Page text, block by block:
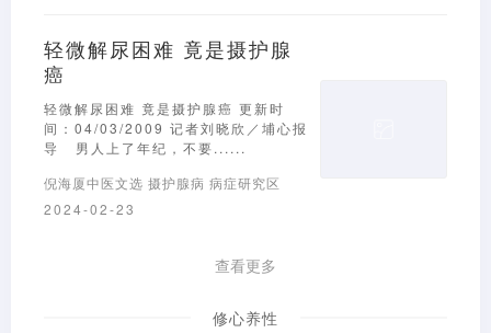
轻微解尿困难 竟是摄护腺
癌
轻微解尿困难 竟是摄护腺癌 更新时
间：04/03/2009 记者刘晓欣／埔心报
导 男人上了年纪，不要......
倪海厦中医文选 摄护腺病 病症研究区
2024-02-23
查看更多
修心养性